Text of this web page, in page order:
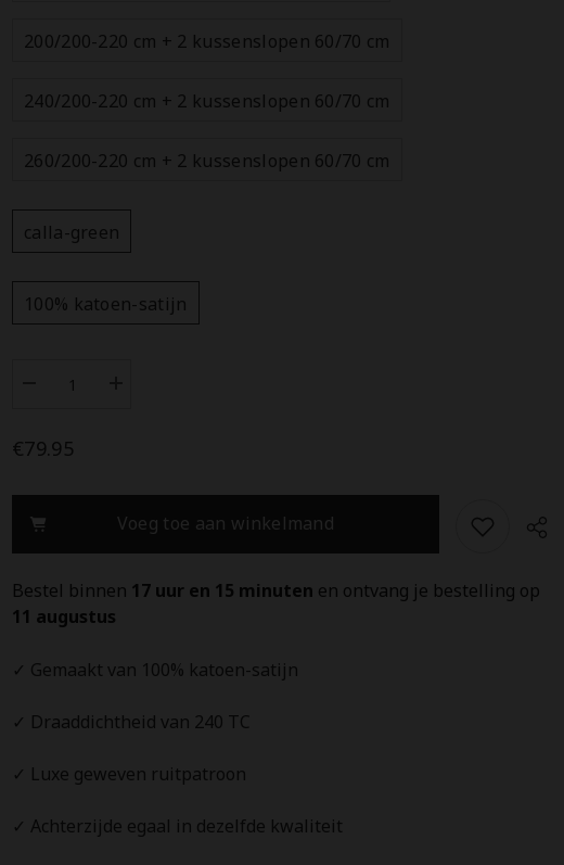
200/200-220 cm + 2 kussenslopen 60/70 cm
240/200-220 cm + 2 kussenslopen 60/70 cm
260/200-220 cm + 2 kussenslopen 60/70 cm
calla-green
100% katoen-satijn
Heckettlane
Dekbedovertrek
-
100%
Katoen-
Katoen-
€79.95
Voeg toe aan winkelmand
Bestel binnen 17 uur en 15 minuten en ontvang je bestelling op
11 augustus
✓ Gemaakt van 100% katoen-satijn
✓ Draaddichtheid van 240 TC
✓ Luxe geweven ruitpatroon
✓ Achterzijde egaal in dezelfde kwaliteit